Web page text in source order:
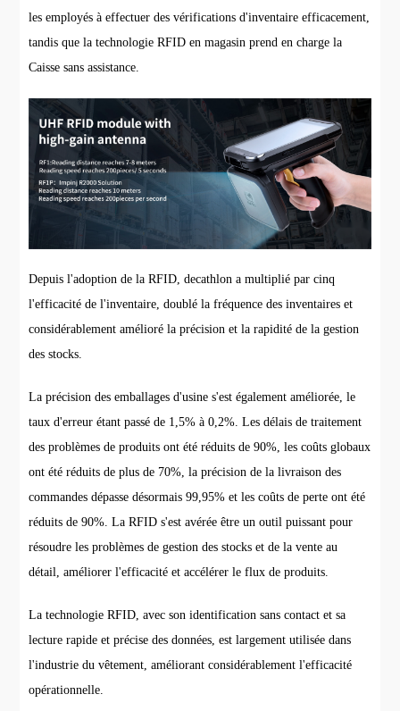
les employés à effectuer des vérifications d'inventaire efficacement,
tandis que la technologie RFID en magasin prend en charge la
Caisse sans assistance.
Depuis l'adoption de la RFID, decathlon a multiplié par cinq
l'efficacité de l'inventaire, doublé la fréquence des inventaires et
considérablement amélioré la précision et la rapidité de la gestion
des stocks.
La précision des emballages d'usine s'est également améliorée, le
taux d'erreur étant passé de 1,5% à 0,2%. Les délais de traitement
des problèmes de produits ont été réduits de 90%, les coûts globaux
ont été réduits de plus de 70%, la précision de la livraison des
commandes dépasse désormais 99,95% et les coûts de perte ont été
réduits de 90%. La RFID s'est avérée être un outil puissant pour
résoudre les problèmes de gestion des stocks et de la vente au
détail, améliorer l'efficacité et accélérer le flux de produits.
La technologie RFID, avec son identification sans contact et sa
lecture rapide et précise des données, est largement utilisée dans
l'industrie du vêtement, améliorant considérablement l'efficacité
opérationnelle.